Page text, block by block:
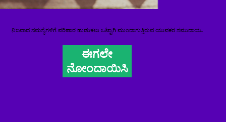
ನಿಜವಾದ ಸಮಸ್ಯೆಗಳಿಗೆ ಪರಿಹಾರ ಹುಡುಕಲು ಒಟ್ಟಾಗಿ ಮುಂದಾಗುತ್ತಿರುವ ಯುವಕರ ಸಮುದಾಯ.
ಈಗಲೇ
ನೋಂದಾಯಿಸಿ